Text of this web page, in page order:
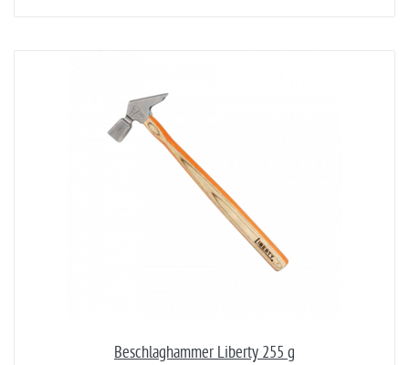
Beschlaghammer Liberty 255 g